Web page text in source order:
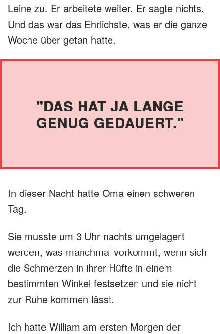
Leine zu. Er arbeitete weiter. Er sagte nichts.
Und das war das Ehrlichste, was er die ganze
Woche über getan hatte.
"DAS HAT JA LANGE
GENUG GEDAUERT."
In dieser Nacht hatte Oma einen schweren
Tag.
Sie musste um 3 Uhr nachts umgelagert
werden, was manchmal vorkommt, wenn sich
die Schmerzen in ihrer Hüfte in einem
bestimmten Winkel festsetzen und sie nicht
zur Ruhe kommen lässt.
Ich hatte William am ersten Morgen der